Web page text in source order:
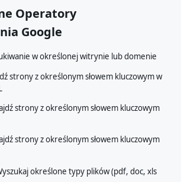
Operatory
Google
w określonej witrynie lub domenie
strony z określonym słowem kluczowym w
strony z określonym słowem kluczowym
strony z określonym słowem kluczowym
określone typy plików (pdf, doc, xls